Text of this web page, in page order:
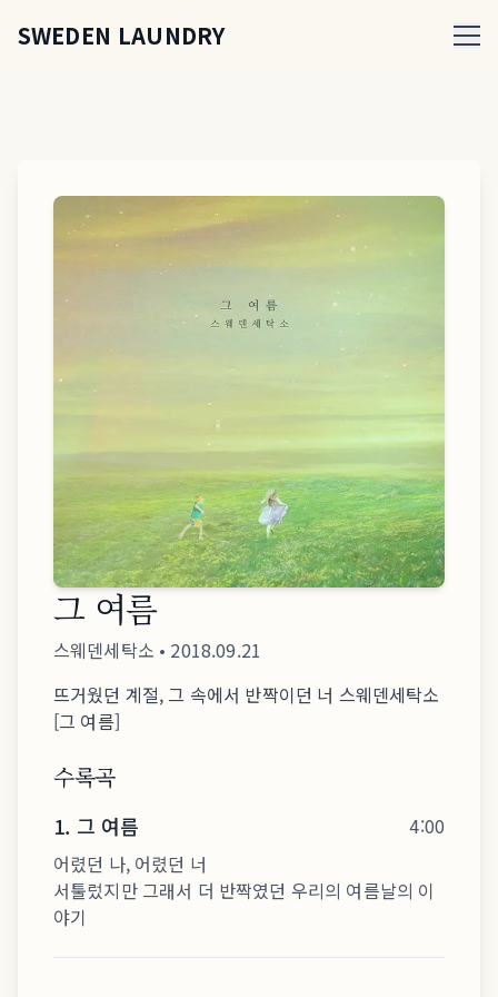
SWEDEN LAUNDRY
그 여름
스웨덴세탁소 • 2018.09.21
뜨거웠던 계절, 그 속에서 반짝이던 너 스웨덴세탁소
[그 여름]
수록곡
1. 그 여름
4:00
어렸던 나, 어렸던 너
서툴렀지만 그래서 더 반짝였던 우리의 여름날의 이
야기